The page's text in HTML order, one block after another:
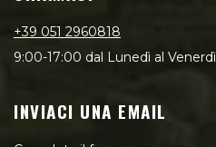
+39 051 2960818
9:00-17:00 dal Lunedì al Venerdì
INVIACI UNA EMAIL